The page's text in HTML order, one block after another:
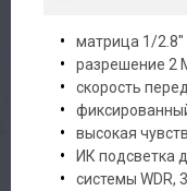
матрица 1/2.8″
разрешение 2
скорость
высокая
ИК подсветка
системы WDR,